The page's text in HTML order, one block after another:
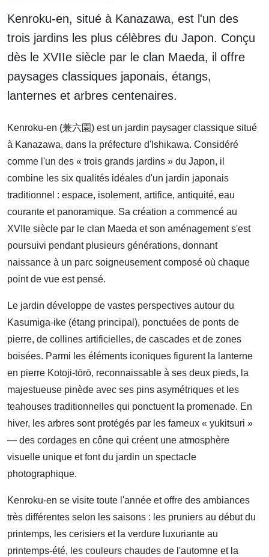
Kenroku-en, situé à Kanazawa, est l'un des
trois jardins les plus célèbres du Japon. Conçu
dès le XVIIe siècle par le clan Maeda, il offre
paysages classiques japonais, étangs,
lanternes et arbres centenaires.
Kenroku-en (兼六園) est un jardin paysager classique situé
à Kanazawa, dans la préfecture d'Ishikawa. Considéré
comme l'un des « trois grands jardins » du Japon, il
combine les six qualités idéales d'un jardin japonais
traditionnel : espace, isolement, artifice, antiquité, eau
courante et panoramique. Sa création a commencé au
XVIIe siècle par le clan Maeda et son aménagement s'est
poursuivi pendant plusieurs générations, donnant
naissance à un parc soigneusement composé où chaque
point de vue est pensé.
Le jardin développe de vastes perspectives autour du
Kasumiga-ike (étang principal), ponctuées de ponts de
pierre, de collines artificielles, de cascades et de zones
boisées. Parmi les éléments iconiques figurent la lanterne
en pierre Kotoji-tōrō, reconnaissable à ses deux pieds, la
majestueuse pinède avec ses pins asymétriques et les
teahouses traditionnelles qui ponctuent la promenade. En
hiver, les arbres sont protégés par les fameux « yukitsuri »
— des cordages en cône qui créent une atmosphère
visuelle unique et font du jardin un spectacle
photographique.
Kenroku-en se visite toute l'année et offre des ambiances
très différentes selon les saisons : les pruniers au début du
printemps, les cerisiers et la verdure luxuriante au
printemps-été, les couleurs chaudes de l'automne et la